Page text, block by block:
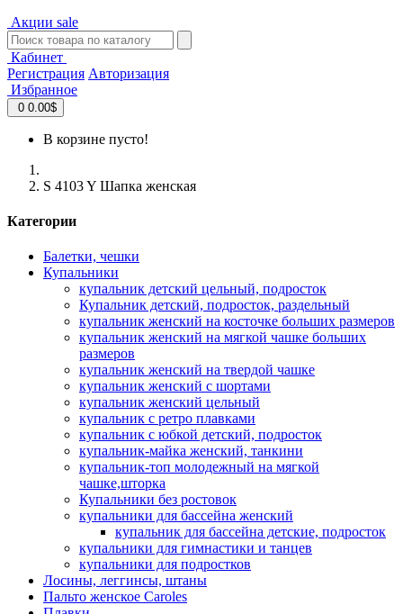
Акции sale
Кабинет
Регистрация Авторизация
Избранное
0 0.00$
В корзине пусто!
S 4103 Y Шапка женская
Категории
Балетки, чешки
Купальники
купальник детский цельный, подросток
Купальник детский, подросток, раздельный
купальник женский на косточке больших размеров
купальник женский на мягкой чашке больших
размеров
купальник женский на твердой чашке
купальник женский с шортами
купальник женский цельный
купальник с ретро плавками
купальник с юбкой детский, подросток
купальник-майка женский, танкини
купальник-топ молодежный на мягкой
чашке,шторка
Купальники без ростовок
купальники для бассейна женский
купальник для бассейна детские, подросток
купальники для гимнастики и танцев
купальники для подростков
Лосины, леггинсы, штаны
Пальто женское Caroles